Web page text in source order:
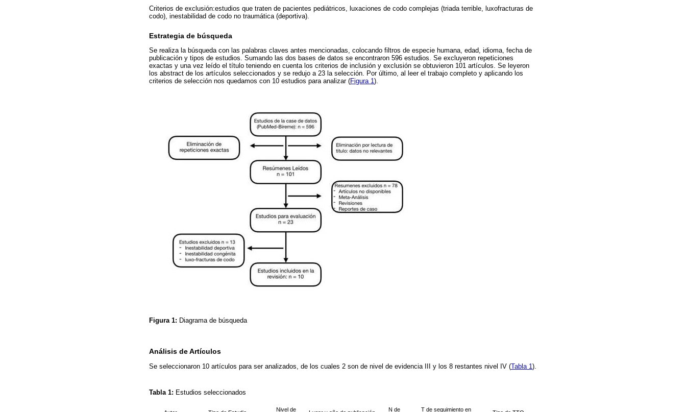
Criterios de exclusión:estudios que traten de pacientes pediátricos, luxaciones de codo complejas (triada terrible, luxofracturas de
codo), inestabilidad de codo no traumática (deportiva).
Estrategia de búsqueda
Se realiza la búsqueda con las palabras claves antes mencionadas, colocando filtros de especie humana, edad, idioma, fecha de
publicación y tipos de estudios. Sumando las dos bases de datos se encontraron 596 estudios. Se excluyeron repeticiones
exactas y una vez leído el título teniendo en cuenta los criterios de inclusión y exclusión se obtuvieron 101 artículos. Se leyeron
los abstract de los artículos seleccionados y se redujo a 23 la selección. Por último, al leer el trabajo completo y aplicando los
criterios de selección nos quedamos con 10 estudios para analizar (Figura 1).
Figura 1: Diagrama de búsqueda
Análisis de Artículos
Se seleccionaron 10 artículos para ser analizados, de los cuales 2 son de nivel de evidencia III y los 8 restantes nivel IV (Tabla 1).
Tabla 1: Estudios seleccionados
Nivel de N de T de seguimiento en